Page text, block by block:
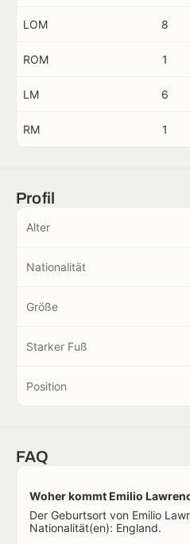
LOM 8
ROM 1
LM 6
RM 1
Profil
Alter
Nationalität
Größe
Starker Fuß
Position
FAQ
Woher kommt Emilio
Der Geburtsort von Emilio
Nationalität(en): England.